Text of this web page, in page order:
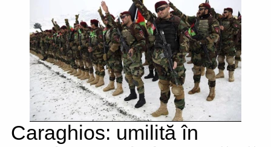
Caraghios: umilită în